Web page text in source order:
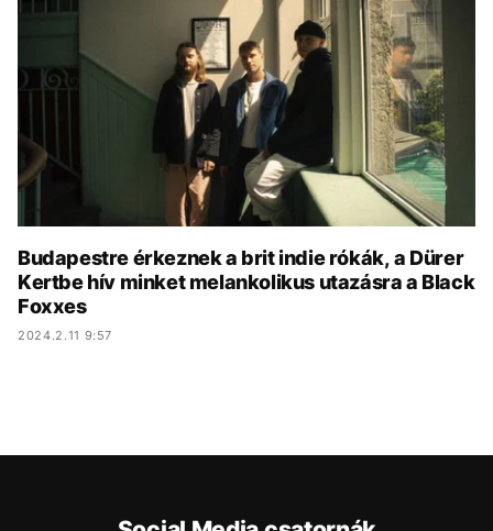
UTAZÁS
ÉLETMÓD DESIGN
BESZÉLGETÉSEK ARCOK
VIDEÓ TÖRTÉNETEK
Budapestre érkeznek a brit indie rókák, a Dürer
Kertbe hív minket melankolikus utazásra a Black
Foxxes
2024.2.11 9:57